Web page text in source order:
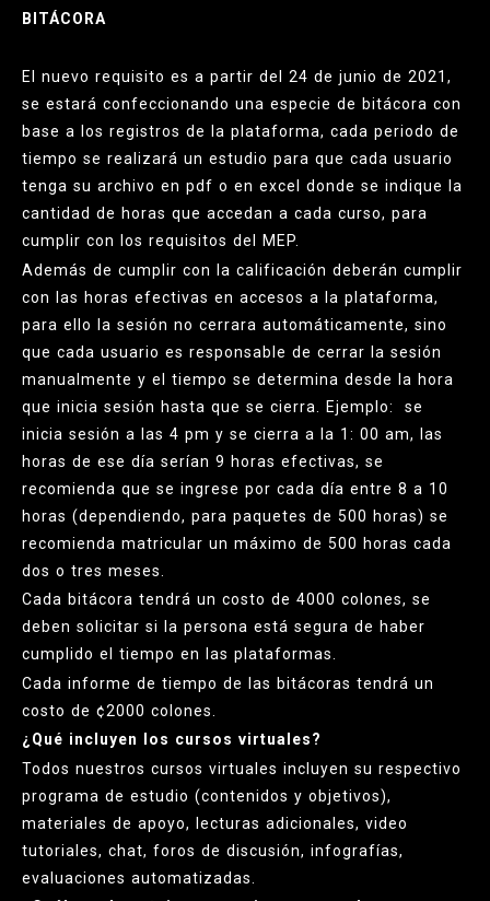
BITÁCORA
El nuevo requisito es a partir del 24 de junio de 2021,
se estará confeccionando una especie de bitácora con
base a los registros de la plataforma, cada periodo de
tiempo se realizará un estudio para que cada usuario
tenga su archivo en pdf o en excel donde se indique la
cantidad de horas que accedan a cada curso, para
cumplir con los requisitos del MEP.
Además de cumplir con la calificación deberán cumplir
con las horas efectivas en accesos a la plataforma,
para ello la sesión no cerrara automáticamente, sino
que cada usuario es responsable de cerrar la sesión
manualmente y el tiempo se determina desde la hora
que inicia sesión hasta que se cierra. Ejemplo: se
inicia sesión a las 4 pm y se cierra a la 1: 00 am, las
horas de ese día serían 9 horas efectivas, se
recomienda que se ingrese por cada día entre 8 a 10
horas (dependiendo, para paquetes de 500 horas) se
recomienda matricular un máximo de 500 horas cada
dos o tres meses.
Cada bitácora tendrá un costo de 4000 colones, se
deben solicitar si la persona está segura de haber
cumplido el tiempo en las plataformas.
Cada informe de tiempo de las bitácoras tendrá un
costo de ¢2000 colones.
¿Qué incluyen los cursos virtuales?
Todos nuestros cursos virtuales incluyen su respectivo
programa de estudio (contenidos y objetivos),
materiales de apoyo, lecturas adicionales, video
tutoriales, chat, foros de discusión, infografías,
evaluaciones automatizadas.